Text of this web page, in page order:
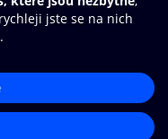
O2 Knihovna
své e-knihy a